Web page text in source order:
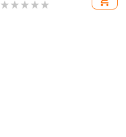
cadouri de festival